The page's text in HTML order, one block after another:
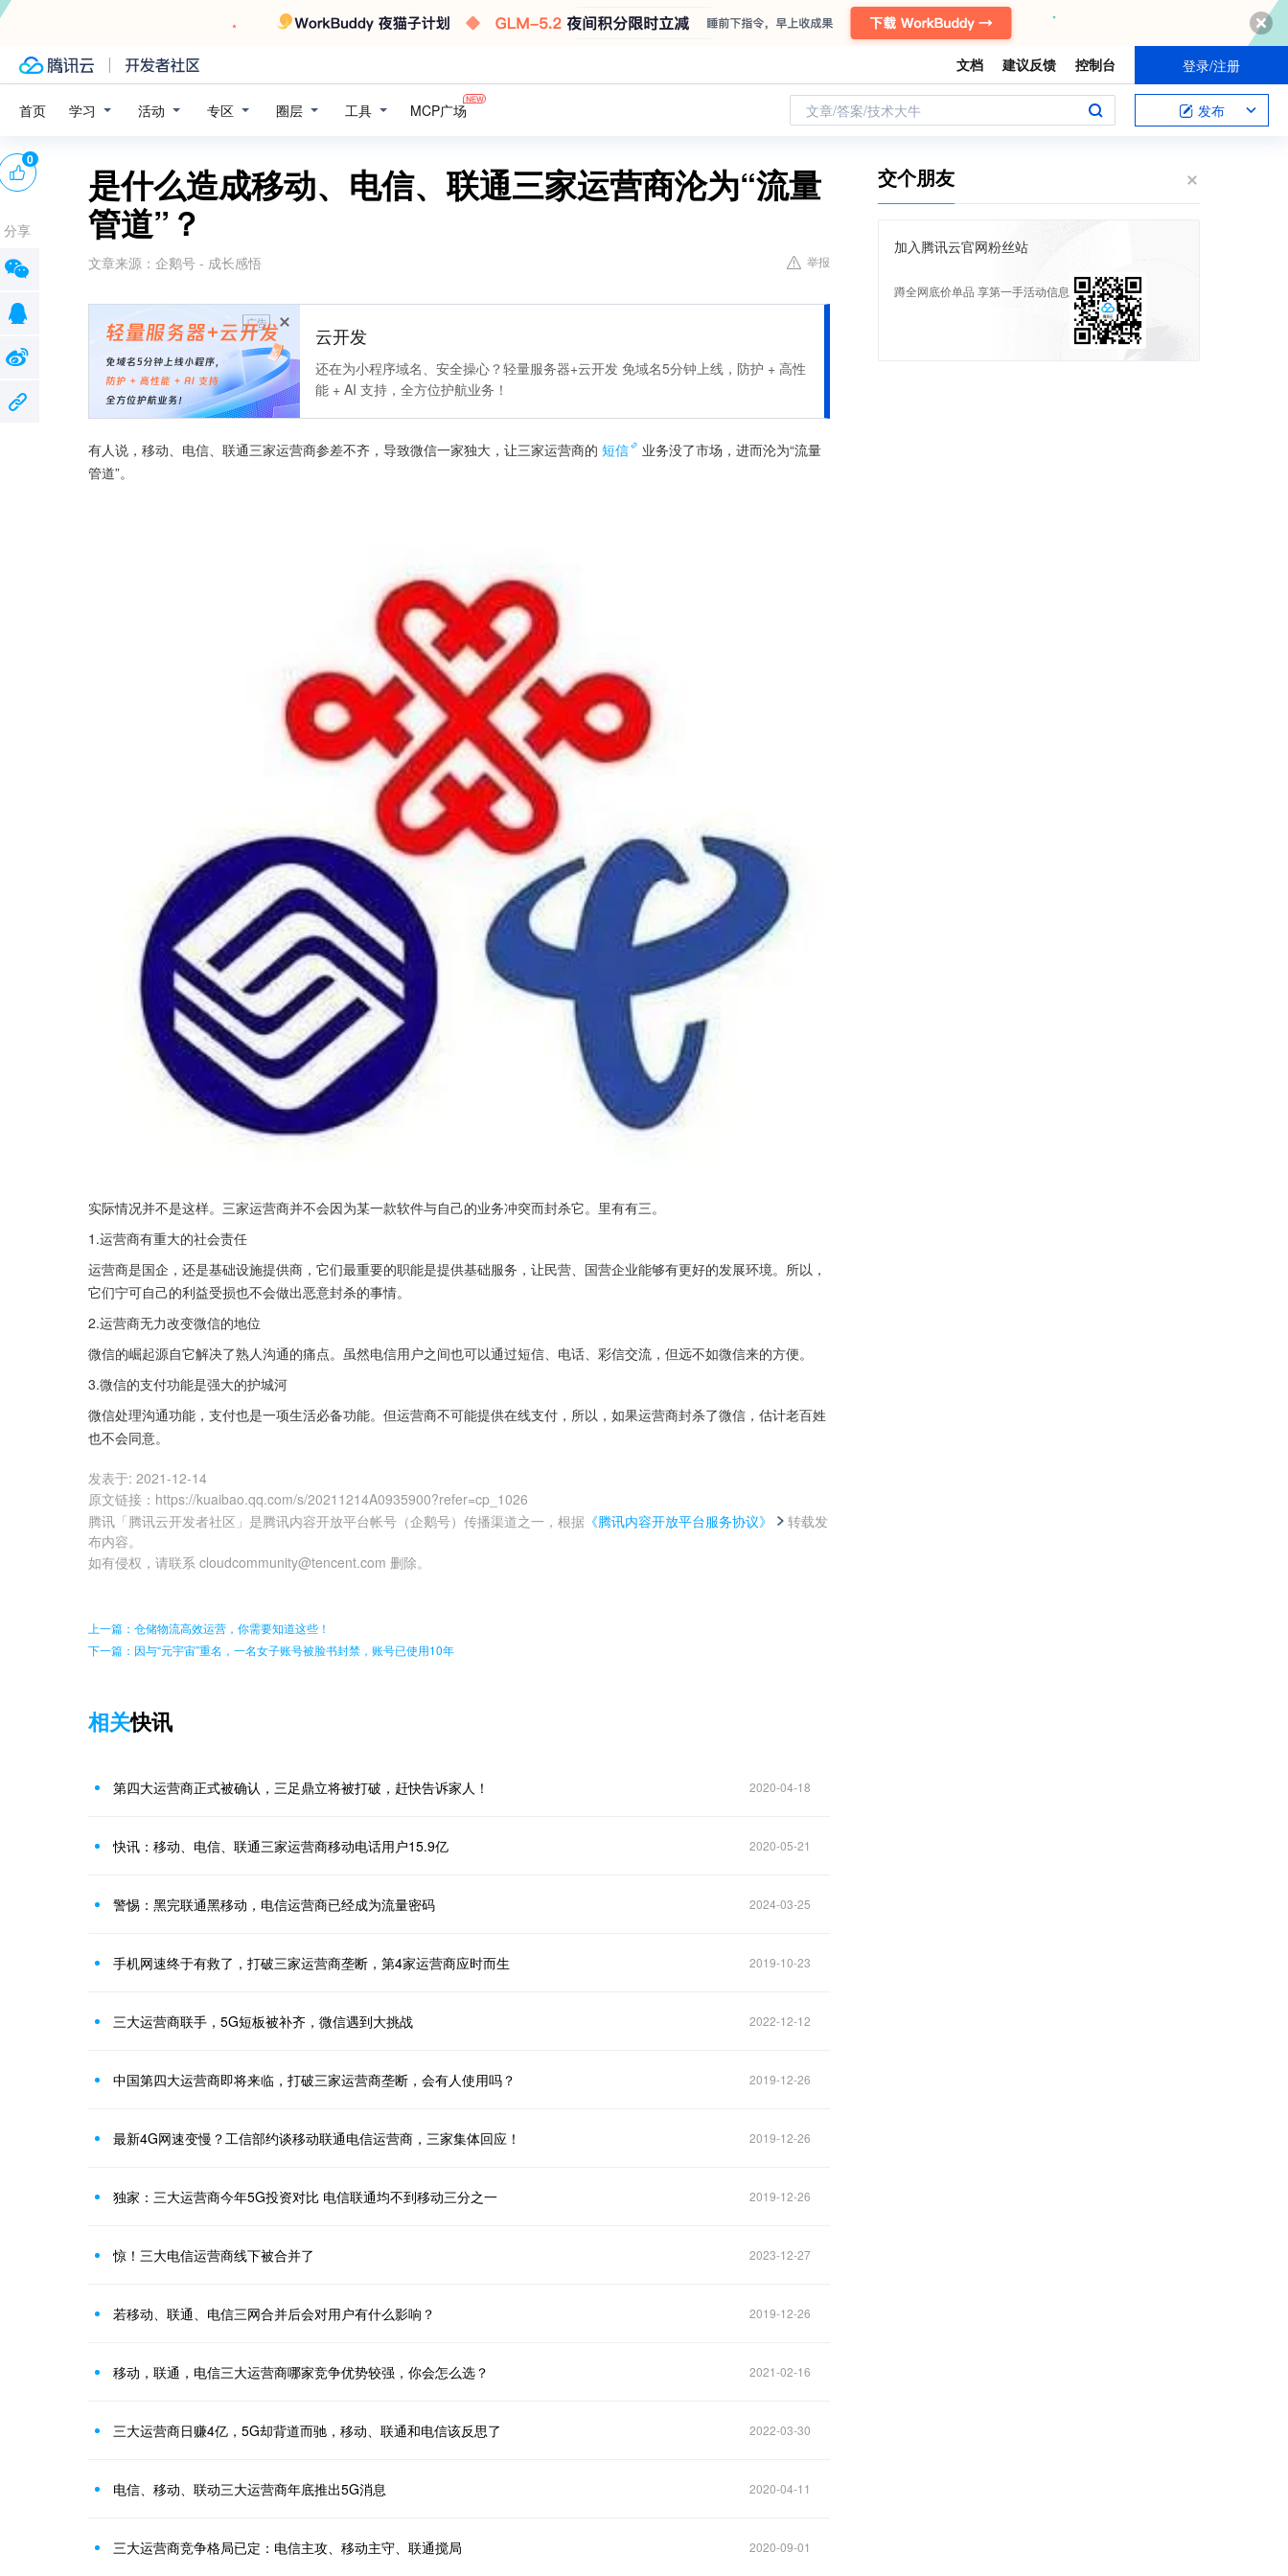
文档 建议反馈 控制台 登录/注册
首页 学习 活动 专区 圈层 工具 MCP广场 文章/答案/技术大牛 发布
是什么造成移动、电信、联通三家运营商沦为“流量
管道”？
文章来源： 企鹅号 - 成长感悟 举报
广告
云开发
还在为小程序域名、安全操心？轻量服务器+云开发 免域名5分钟上线，防护 + 高性
能 + AI 支持，全方位护航业务！
有人说，移动、电信、联通三家运营商参差不齐，导致微信一家独大，让三家运营商的 短信
业务没了市场，进而沦为“流量
管道”。
实际情况并不是这样。三家运营商并不会因为某一款软件与自己的业务冲突而封杀它。里有有三。
1.运营商有重大的社会责任
运营商是国企，还是基础设施提供商，它们最重要的职能是提供基础服务，让民营、国营企业能够有更好的发展环境。所以，
它们宁可自己的利益受损也不会做出恶意封杀的事情。
2.运营商无力改变微信的地位
微信的崛起源自它解决了熟人沟通的痛点。虽然电信用户之间也可以通过短信、电话、彩信交流，但远不如微信来的方便。
3.微信的支付功能是强大的护城河
微信处理沟通功能，支付也是一项生活必备功能。但运营商不可能提供在线支付，所以，如果运营商封杀了微信，估计老百姓
也不会同意。
发表于: 2021-12-14
原文链接 ： https://kuaibao.qq.com/s/20211214A0935900?refer=cp_1026
腾讯「腾讯云开发者社区」是腾讯内容开放平台帐号（企鹅号）传播渠道之一，根据 《腾讯内容开放平台服务协议》
转载发
布内容。
如有侵权，请联系 cloudcommunity@tencent.com 删除。
0
分享
上一篇：仓储物流高效运营，你需要知道这些！
下一篇：因与“元宇宙”重名，一名女子账号被脸书封禁，账号已使用10年
相关快讯
第四大运营商正式被确认，三足鼎立将被打破，赶快告诉家人！ 2020-04-18
快讯：移动、电信、联通三家运营商移动电话用户15.9亿 2020-05-21
警惕：黑完联通黑移动，电信运营商已经成为流量密码 2024-03-25
手机网速终于有救了，打破三家运营商垄断，第4家运营商应时而生 2019-10-23
三大运营商联手，5G短板被补齐，微信遇到大挑战 2022-12-12
中国第四大运营商即将来临，打破三家运营商垄断，会有人使用吗？ 2019-12-26
最新4G网速变慢？工信部约谈移动联通电信运营商，三家集体回应！ 2019-12-26
独家：三大运营商今年5G投资对比 电信联通均不到移动三分之一 2019-12-26
惊！三大电信运营商线下被合并了 2023-12-27
若移动、联通、电信三网合并后会对用户有什么影响？ 2019-12-26
移动，联通，电信三大运营商哪家竞争优势较强，你会怎么选？ 2021-02-16
三大运营商日赚4亿，5G却背道而驰，移动、联通和电信该反思了 2022-03-30
电信、移动、联动三大运营商年底推出5G消息 2020-04-11
三大运营商竞争格局已定：电信主攻、移动主守、联通搅局 2020-09-01
交个朋友
加入腾讯云官网粉丝站
蹲全网底价单品 享第一手活动信息